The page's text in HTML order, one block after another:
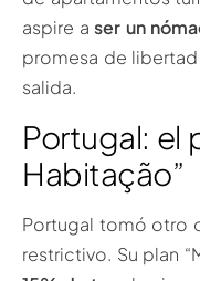
aspire aser un
promesa de
salida.
Portugal: el
Habitação”
Portugal tomó otro
restrictivo. Su plan